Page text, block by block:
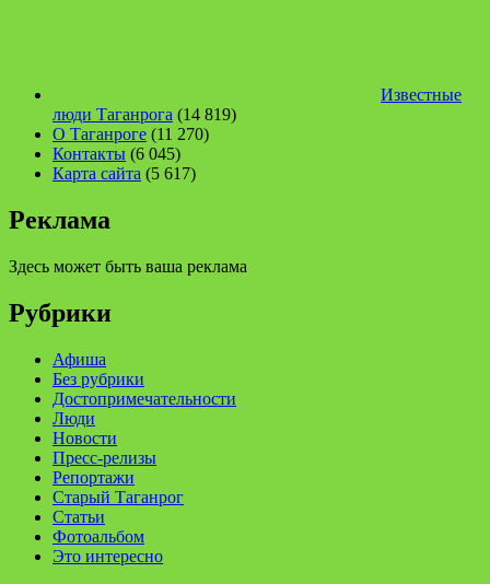
Известные
люди Таганрога (14 819)
О Таганроге (11 270)
Контакты (6 045)
Карта сайта (5 617)
Реклама
Здесь может быть ваша реклама
Рубрики
Афиша
Без рубрики
Достопримечательности
Люди
Новости
Пресс-релизы
Репортажи
Старый Таганрог
Статьи
Фотоальбом
Это интересно